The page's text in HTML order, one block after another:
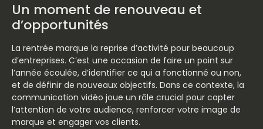
Un moment de renouveau et
d’opportunités
La rentrée marque la reprise d’activité pour beaucoup
d’entreprises. C’est une occasion de faire un point sur
l’année écoulée, d’identifier ce qui a fonctionné ou non,
et de définir de nouveaux objectifs. Dans ce contexte, la
communication vidéo joue un rôle crucial pour capter
l’attention de votre audience, renforcer votre image de
marque et engager vos clients.